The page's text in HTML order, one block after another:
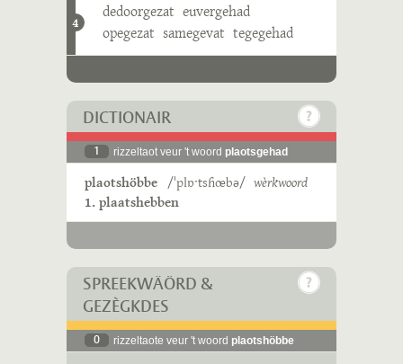
4
dedoorgezat euvergehad
opegezat samegevat tegegehad
DICTIONAIR
1 rizzeltaot veur 't woord plaotsgehad
plaotshöbbe /ˈplɒˑtsɦœbə/ wèrkwoord
1. plaatshebben
SPREEKWÄÖRD &
GEZÈGKDES
0 rizzeltaote veur 't woord plaotshöbbe